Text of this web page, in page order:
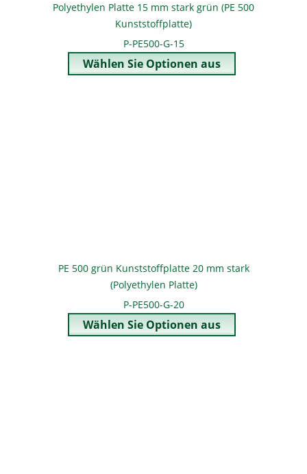
Polyethylen Platte 15 mm stark grün (PE 500
Kunststoffplatte)
P-PE500-G-15
PE 500 grün Kunststoffplatte 20 mm stark
(Polyethylen Platte)
P-PE500-G-20